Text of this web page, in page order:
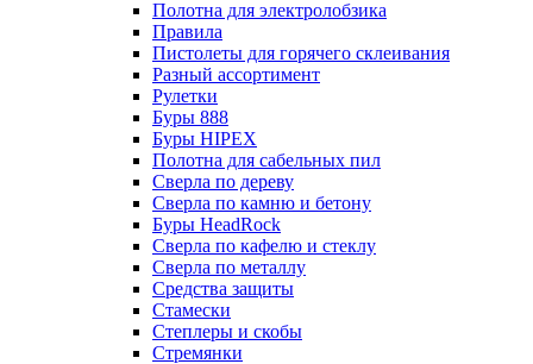
Полотна для электролобзика
Правила
Пистолеты для горячего склеивания
Разный ассортимент
Рулетки
Буры 888
Буры HIPEX
Полотна для сабельных пил
Сверла по дереву
Сверла по камню и бетону
Буры HeadRock
Сверла по кафелю и стеклу
Сверла по металлу
Средства защиты
Стамески
Степлеры и скобы
Стремянки